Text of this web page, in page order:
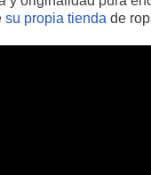
su propia tienda de